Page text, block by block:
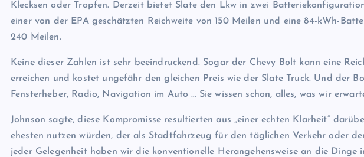
Klecksen oder Tropfen. Derzeit bietet Slate den Lkw in zwei
einer von der EPA geschätzten Reichweite von 150 Meilen und eine 84-kWh-
240 Meilen.
Keine dieser Zahlen ist sehr beeindruckend. Sogar der Chevy Bolt kann eine
erreichen und kostet ungefähr den gleichen Preis wie der Slate Truck. Und der
Fensterheber, Radio, Navigation im Auto … Sie wissen schon, alles, was wir
Johnson sagte, diese Kompromisse resultierten aus „einer echten Klarheit“
ehesten nutzen würden, der als Stadtfahrzeug für den täglichen Verkehr oder
jeder Gelegenheit haben wir die konventionelle Herangehensweise an die Dinge